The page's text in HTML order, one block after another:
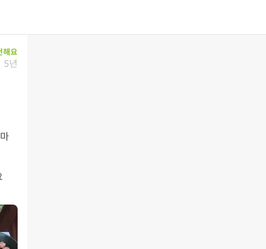
해요
5년